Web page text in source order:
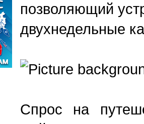
позволяющий
двухнедельные
Спрос на